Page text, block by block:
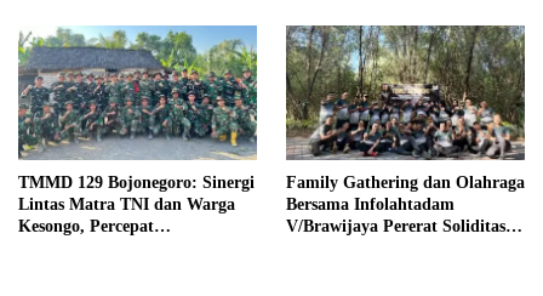
TMMD 129 Bojonegoro: Sinergi
Lintas Matra TNI dan Warga
Kesongo, Percepat
Family Gathering dan Olahraga
Bersama Infolahtadam
V/Brawijaya Pererat Soliditas